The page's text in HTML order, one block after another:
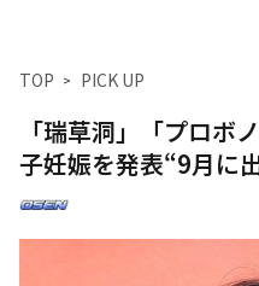
TOP PICK UP
「瑞草洞」「プロボ
子妊娠を発表“9月に